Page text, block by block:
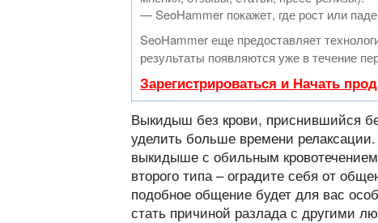
— SeoHammer покажет, где рост или
SeoHammer еще предоставляет
результаты появляются уже в течение
Зарегистрироваться и Начать
Выкидыш без крови, приснившийся
уделить больше времени
выкидыше с обильным
второго типа – оградите себя от
подобное общение будет для вас
стать причиной разлада с другими